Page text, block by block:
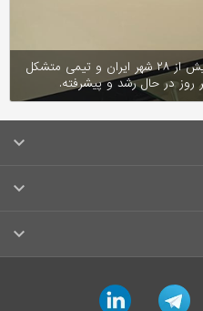
تپسی با بیش از ۲۰ میلیون کاربر در بیش از ۲۸ شهر ایران و تیمی متشکل
telegram
linkedin